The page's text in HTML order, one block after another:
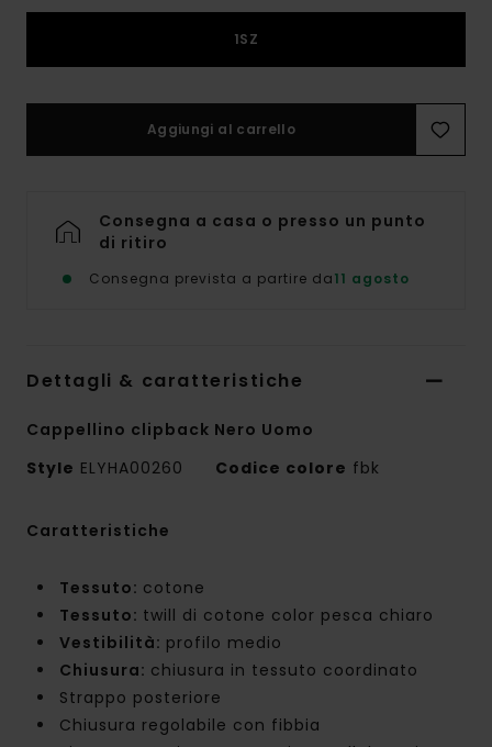
1SZ
Aggiungi al carrello
Consegna a casa o presso un punto
di ritiro
Consegna prevista a partire da11 agosto
Dettagli & caratteristiche
Cappellino clipback Nero Uomo
Style ELYHA00260 Codice colore fbk
Caratteristiche
Tessuto: cotone
Tessuto: twill di cotone color pesca chiaro
Vestibilità: profilo medio
Chiusura: chiusura in tessuto coordinato
Strappo posteriore
Chiusura regolabile con fibbia